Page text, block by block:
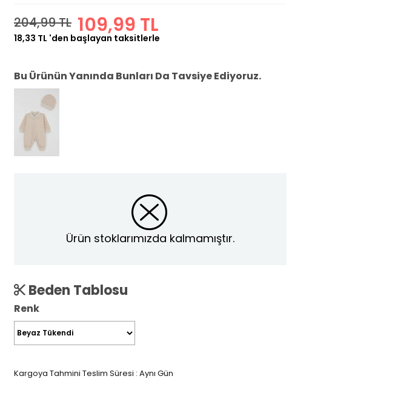
204,99 TL 109,99 TL
18,33 TL 'den başlayan taksitlerle
Bu Ürünün Yanında Bunları Da Tavsiye Ediyoruz.
Ürün stoklarımızda kalmamıştır.
Beden Tablosu
Renk
Kargoya Tahmini Teslim Süresi : Aynı Gün